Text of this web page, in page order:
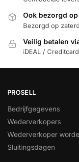
Ook bezorgd
Bezorgd op
Veilig betalen
iDEAL /
PROSELL
Bedrijfgegevens
Wederverkopers
Wederverkoper
Sluitingsdagen